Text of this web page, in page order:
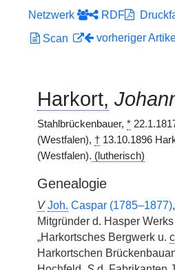
Netzwerk
RDF
Scan
vorheriger
Harkort,
Stahlbrückenbauer, *
(Westfalen), † 13.10.1896
(Westfalen). (lutherisch)
Genealogie
V Joh. Caspar (1785–1877),
Mitgründer d. Hasper
„Harkortsches Bergwerk u.
Harkortschen